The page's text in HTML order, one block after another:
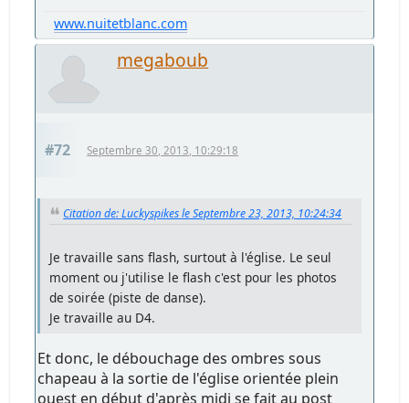
www.nuitetblanc.com
megaboub
#72 Septembre 30, 2013, 10:29:18
Citation de: Luckyspikes le Septembre 23, 2013, 10:24:34
Je travaille sans flash, surtout à l'église. Le seul
moment ou j'utilise le flash c'est pour les photos
de soirée (piste de danse).
Je travaille au D4.
Et donc, le débouchage des ombres sous
chapeau à la sortie de l'église orientée plein
ouest en début d'après midi se fait au post